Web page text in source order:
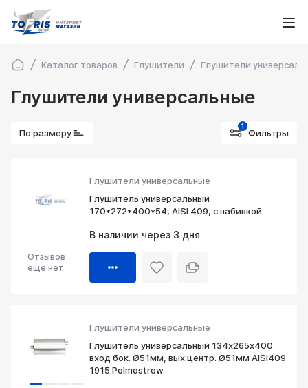
Каталог товаров Глушители Глушители
Глушители универсальные
По размеру
1
Фильтры
Глушители универсальные
Глушитель универсальный
170*272*400*54, AISI 409, с набивкой
Отзывов
еще нет
В наличии через 3 дня
Глушители универсальные
Глушитель универсальный 134х265х400
вход бок. Ø51мм, вых.центр. Ø51мм AISI409
1915 Polmostrow